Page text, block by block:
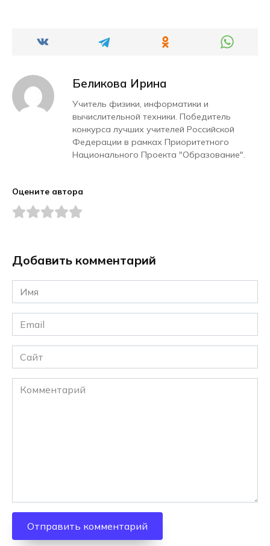
Беликова Ирина
Учитель физики, информатики и
вычислительной техники. Победитель
конкурса лучших учителей Российской
Федерации в рамках Приоритетного
Национального Проекта "Образование".
Оцените автора
Добавить комментарий
Имя
*
Email
*
Сайт
Комментарий